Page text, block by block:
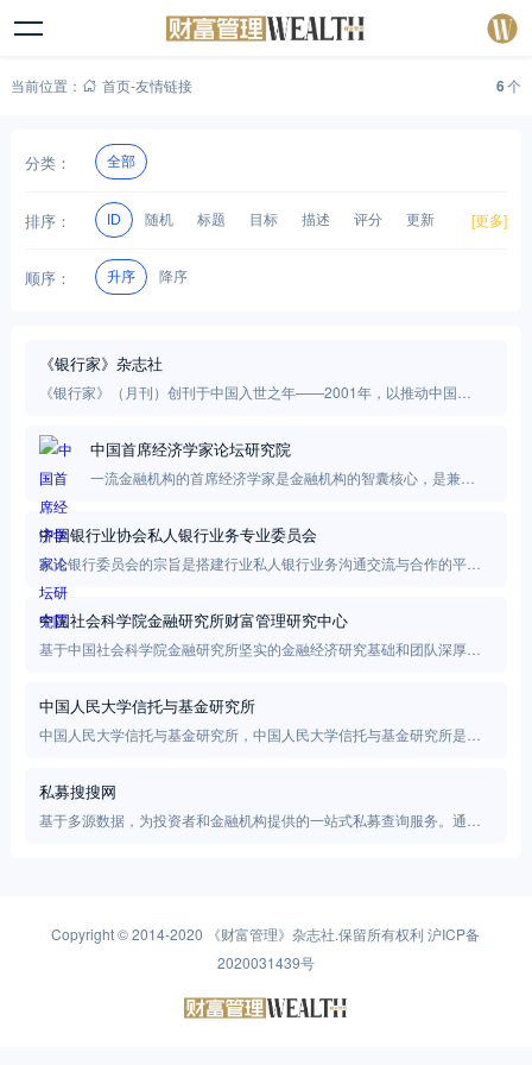
当前位置： 首页-友情链接 6个
分类： 全部
排序： ID 随机 标题 目标 描述 评分 更新
备注 长度
[更多]
顺序： 升序 降序
《银行家》杂志社
《银行家》（月刊）创刊于中国入世之年——2001年，以推动中国金
中国首席经济学家论坛研究院
一流金融机构的首席经济学家是金融机构的智囊核心，是兼理
中国银行业协会私人银行业务专业委员会
私人银行委员会的宗旨是搭建行业私人银行业务沟通交流与合作的平
台，遵循公平、诚信、自律的原则，倡导健康和谐的财富管理理念，推
进私人银行业务规范、有序、健康发展。
中国社会科学院金融研究所财富管理研究中心
基于中国社会科学院金融研究所坚实的金融经济研究基础和团队深厚的
引领者和维护者，目标有三：第一，财富管理市场统一的数据搜集整理
分析平台；第二，财富管理市场独立的第三方评级评价机构；第三，财
中国人民大学信托与基金研究所
中国人民大学信托与基金研究所，中国人民大学信托与基金研究所是经
构，是我国教育部普通高校人文社会科学重点研究基地——中国人民大
学中国财政金融政策研究中心的组成部分。
私募搜搜网
基于多源数据，为投资者和金融机构提供的一站式私募查询服务。通过
Copyright © 2014-2020 《财富管理》杂志社.保留所有权利沪ICP备
2020031439号